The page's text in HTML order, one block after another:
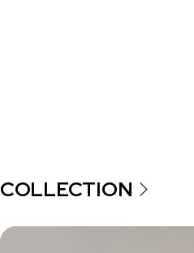
COLLECTION